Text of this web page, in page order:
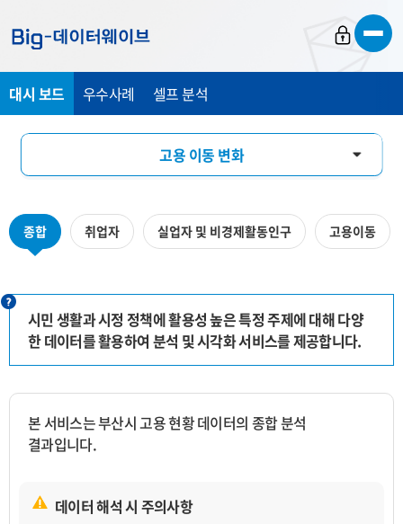
가
가
가
대시 보드 우수사례 셀프 분석
고용 이동 변화
수산물 유통 모니터링
종합 취업자 실업자 및 비경제활동인구 고용이동
시민 생활과 시정 정책에 활용성 높은 특정 주제에 대해 다양
한 데이터를 활용하여 분석 및 시각화 서비스를 제공합니다.
본 서비스는 부산시 고용 현황 데이터의 종합 분석
결과입니다.
데이터 해석 시 주의사항